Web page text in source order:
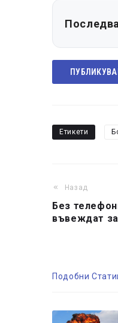
Етикети
Назад
Без
въвеждат
Подобни